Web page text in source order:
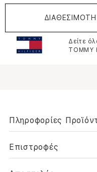
Δείτε
TOMMY
Πληροφορίες
Επιστροφές